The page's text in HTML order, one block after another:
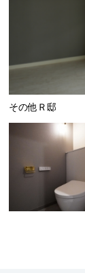
その他Ｒ邸